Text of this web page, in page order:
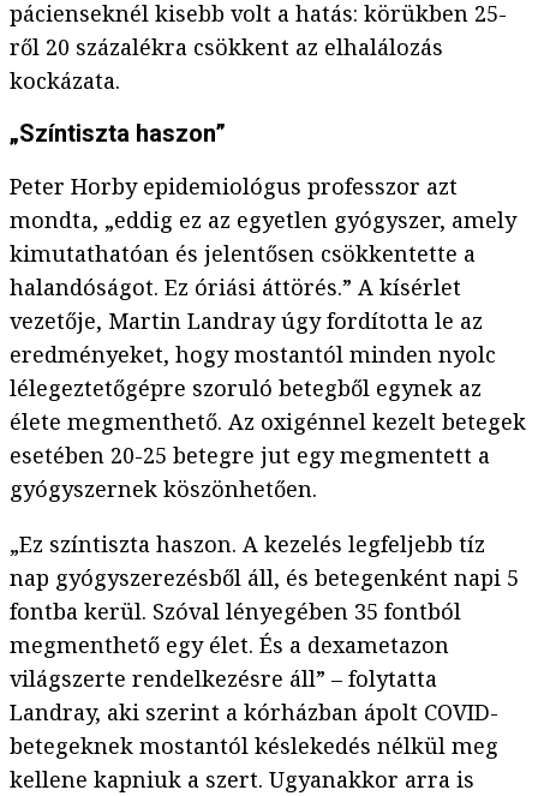
pácienseknél kisebb volt a hatás: körükben 25-
ről 20 százalékra csökkent az elhalálozás
kockázata.
„Színtiszta haszon”
Peter Horby epidemiológus professzor azt
mondta, „eddig ez az egyetlen gyógyszer, amely
kimutathatóan és jelentősen csökkentette a
halandóságot. Ez óriási áttörés.” A kísérlet
vezetője, Martin Landray úgy fordította le az
eredményeket, hogy mostantól minden nyolc
lélegeztetőgépre szoruló betegből egynek az
élete megmenthető. Az oxigénnel kezelt betegek
esetében 20-25 betegre jut egy megmentett a
gyógyszernek köszönhetően.
„Ez színtiszta haszon. A kezelés legfeljebb tíz
nap gyógyszerezésből áll, és betegenként napi 5
fontba kerül. Szóval lényegében 35 fontból
megmenthető egy élet. És a dexametazon
világszerte rendelkezésre áll” – folytatta
Landray, aki szerint a kórházban ápolt COVID-
betegeknek mostantól késlekedés nélkül meg
kellene kapniuk a szert. Ugyanakkor arra is